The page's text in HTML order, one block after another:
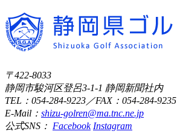
〒422-8033
静岡市駿河区登呂3-1-1 静岡新聞社内
TEL：054-284-9223／FAX：054-284-9235
E-Mail： shizu-golren@ma.tnc.ne.jp
公式SNS： Facebook Instagram